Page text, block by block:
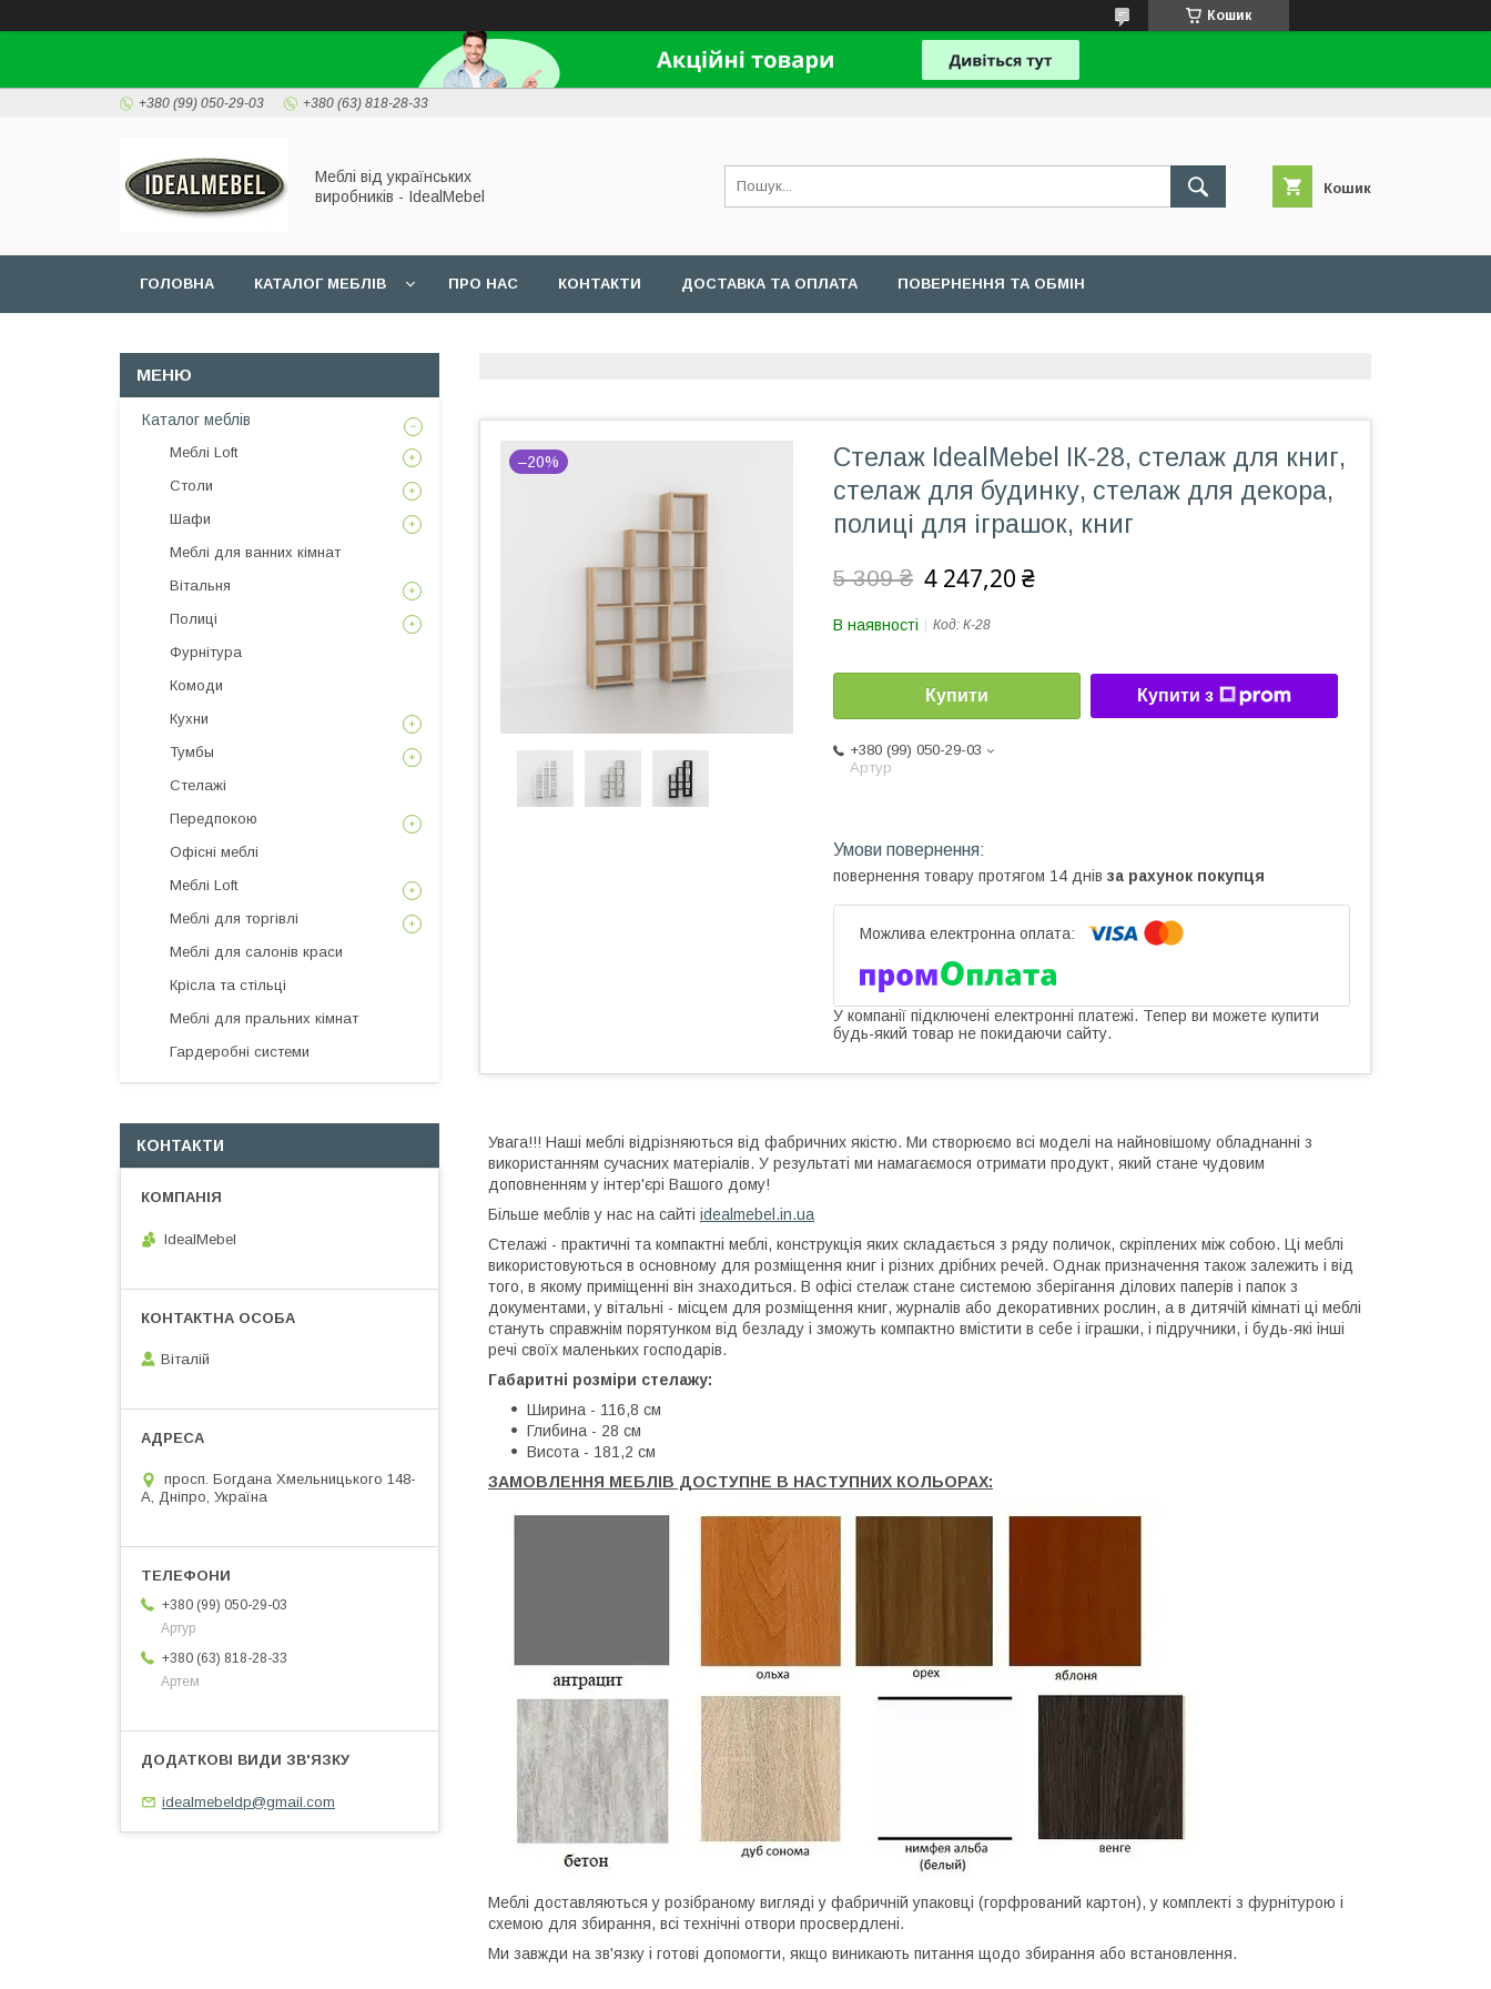
Кошик
+380 (99) 050-29-03 +380 (63) 818-28-33
Меблі від українських
виробників - IdealMebel
Кошик
ГОЛОВНА КАТАЛОГ МЕБЛІВ ПРО НАС КОНТАКТИ ДОСТАВКА ТА ОПЛАТА ПОВЕРНЕННЯ ТА ОБМІН
–20%
Стелаж IdealMebel ІК-28, стелаж для книг,
стелаж для будинку, стелаж для декора,
полиці для іграшок, книг
5 309 ₴ 4 247,20 ₴
В наявності Код: К-28
Купити Купити з
+380 (99) 050-29-03
Артур
повернення товару протягом 14 днів за рахунок покупця
У компанії підключені електронні платежі. Тепер ви можете купити
будь-який товар не покидаючи сайту.
Увага!!! Наші меблі відрізняються від фабричних якістю. Ми створюємо всі моделі на найновішому обладнанні з
використанням сучасних матеріалів. У результаті ми намагаємося отримати продукт, який стане чудовим
доповненням у інтер'єрі Вашого дому!
Більше меблів у нас на сайті idealmebel.in.ua
Стелажі - практичні та компактні меблі, конструкція яких складається з ряду поличок, скріплених між собою. Ці меблі
використовуються в основному для розміщення книг і різних дрібних речей. Однак призначення також залежить і від
того, в якому приміщенні він знаходиться. В офісі стелаж стане системою зберігання ділових паперів і папок з
документами, у вітальні - місцем для розміщення книг, журналів або декоративних рослин, а в дитячій кімнаті ці меблі
стануть справжнім порятунком від безладу і зможуть компактно вмістити в себе і іграшки, і підручники, і будь-які інші
речі своїх маленьких господарів.
Габаритні розміри стелажу:
Ширина - 116,8 см
Глибина - 28 см
Висота - 181,2 см
ЗАМОВЛЕННЯ МЕБЛІВ ДОСТУПНЕ В НАСТУПНИХ КОЛЬОРАХ:
Меблі доставляються у розібраному вигляді у фабричній упаковці (горфрований картон), у комплекті з фурнітурою і
схемою для збирання, всі технічні отвори просвердлені.
Ми завжди на зв'язку і готові допомогти, якщо виникають питання щодо збирання або встановлення.
Каталог меблів
Меблі Loft
Столи
Шафи
Меблі для ванних кімнат
Вітальня
Полиці
Фурнітура
Комоди
Кухни
Тумбы
Стелажі
Передпокою
Офісні меблі
Меблі Loft
Меблі для торгівлі
Меблі для салонів краси
Крісла та стільці
Меблі для пральних кімнат
Гардеробні системи
КОНТАКТИ
IdealMebel
Віталій
просп. Богдана Хмельницького 148-
А, Дніпро, Україна
+380 (99) 050-29-03
Артур
+380 (63) 818-28-33
Артем
idealmebeldp@gmail.com